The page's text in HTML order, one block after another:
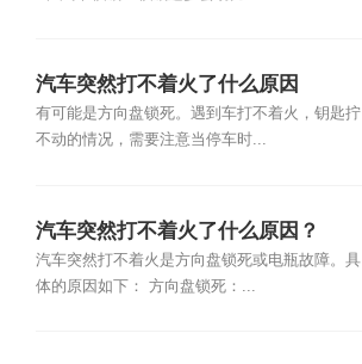
汽车突然打不着火了什么原因
有可能是方向盘锁死。遇到车打不着火，钥匙拧
不动的情况，需要注意当停车时...
汽车突然打不着火了什么原因？
汽车突然打不着火是方向盘锁死或电瓶故障。具
体的原因如下： 方向盘锁死：...